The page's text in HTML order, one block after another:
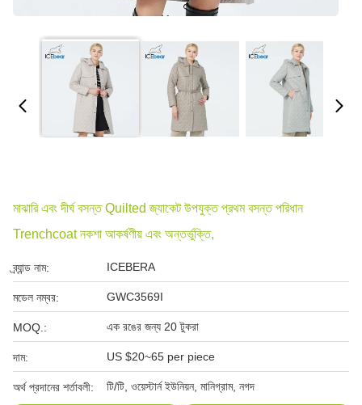
মাঝারি এবং দীর্ঘ বসন্ত Quilted জ্যাকেট উপযুক্ত প্রথম বসন্ত পরিধান
Trenchcoat নকশা আকর্ষণীয় এবং অন্তর্ভুক্তি,
ব্র্যান্ড নাম: ICEBERA
মডেল নম্বর: GWC3569I
MOQ.: এক রঙের জন্য 20 টুকরা
দাম: US $20~65 per piece
অর্থ প্রদানের শর্তাবলী: টি/টি, ওয়েস্টার্ন ইউনিয়ন, মানিগ্রাম, নগদ